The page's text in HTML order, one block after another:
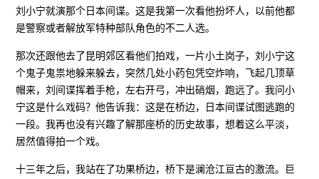
刘小宁就演那个日本间谍。这是我第一次看他扮坏人，以前他都
是警察或者解放军特种部队角色的不二人选。
那次还跟他去了昆明郊区看他们拍戏，一片小土岗子，刘小宁这
个鬼子鬼祟地躲来躲去，突然几处小药包凭空炸响，飞起几顶草
帽来，刘间谍挥着手枪，左右开弓，冲出硝烟，跑远了。我问小
宁这是什么戏码？他告诉我：这是在桥边，日本间谍试图逃跑的
一段。我再也没有兴趣了解那座桥的历史故事，想着这么平淡，
居然值得拍一个戏。
十三年之后，我站在了功果桥边，桥下是澜沧江亘古的激流。巨